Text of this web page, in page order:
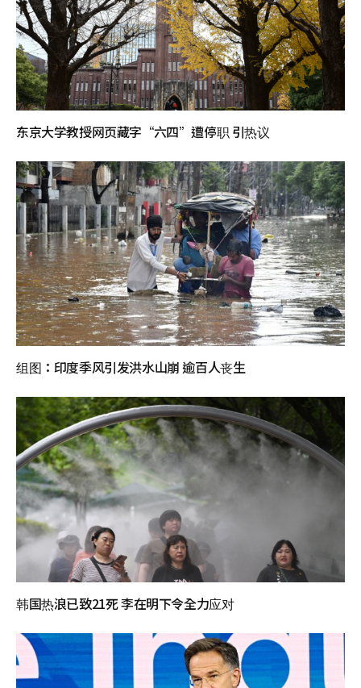
东京大学教授网页藏字“六四”遭停职 引热议
组图：印度季风引发洪水山崩 逾百人丧生
韩国热浪已致21死 李在明下令全力应对